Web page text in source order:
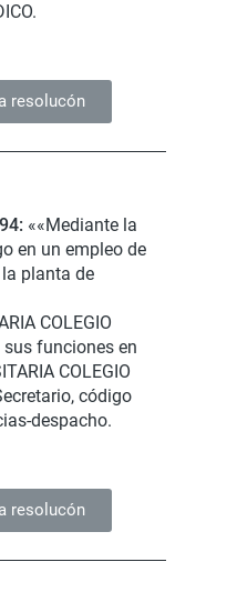
resolucón
««Mediante la
en un empleo de
planta de
COLEGIO
sus funciones en
COLEGIO
código
despacho.
resolucón